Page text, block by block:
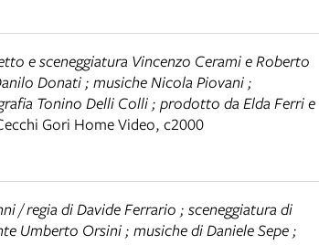
e sceneggiatura Vincenzo Cerami e Roberto
Donati ; musiche Nicola Piovani ;
Tonino Delli Colli ; prodotto da Elda Ferri e
Gori Home Video, c2000
/ regia di Davide Ferrario ; sceneggiatura di
Umberto Orsini ; musiche di Daniele Sepe ;